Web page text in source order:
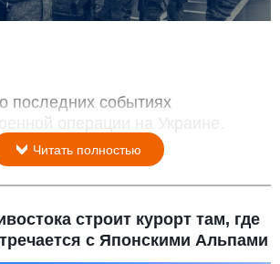
последних событиях
операции на Украине.
Читать полностью
строит курорт там, где
с Японскими Альпами